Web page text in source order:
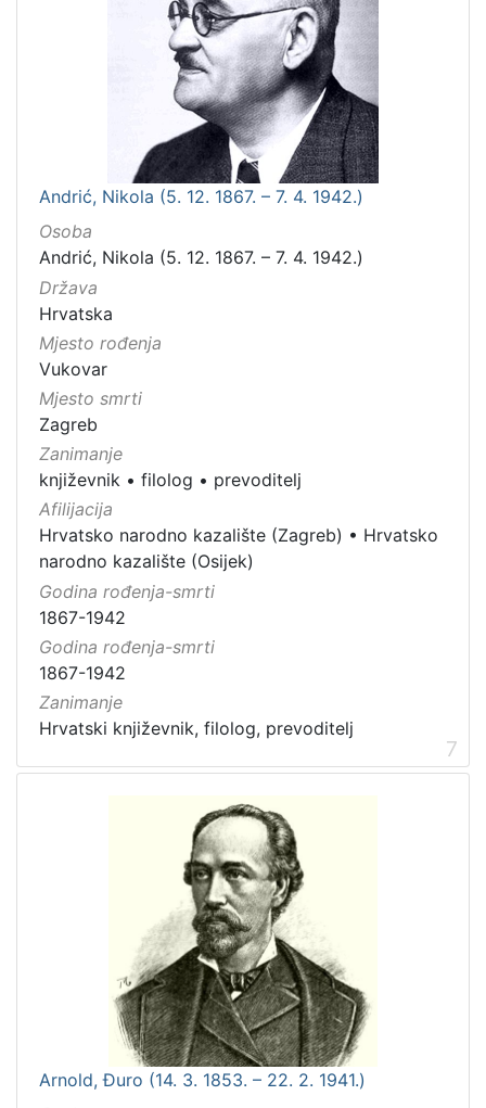
Andrić, Nikola (5. 12. 1867. – 7. 4. 1942.)
Osoba
Andrić, Nikola (5. 12. 1867. – 7. 4. 1942.)
Država
Hrvatska
Mjesto rođenja
Vukovar
Mjesto smrti
Zagreb
Zanimanje
književnik • filolog • prevoditelj
Afilijacija
Hrvatsko narodno kazalište (Zagreb) • Hrvatsko
narodno kazalište (Osijek)
Godina rođenja-smrti
1867-1942
Godina rođenja-smrti
1867-1942
Zanimanje
Hrvatski književnik, filolog, prevoditelj
7
Arnold, Đuro (14. 3. 1853. – 22. 2. 1941.)